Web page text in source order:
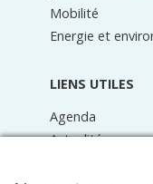
Mobilité
Energie et
LIENS UTILES
Agenda
Actualités